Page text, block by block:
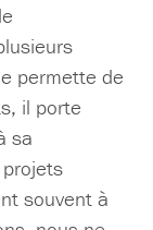
permette de
il porte
sa
souvent à